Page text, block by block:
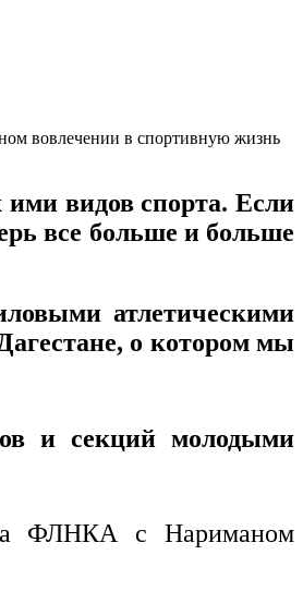
вовлечении в спортивную жизнь
ими видов спорта. Если
все больше и больше
атлетическими
о котором мы
и секций молодыми
ФЛНКА с Нариманом